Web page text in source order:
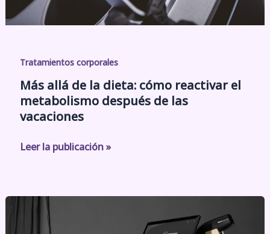
Tratamientos corporales
Más allá de la dieta: cómo reactivar el
metabolismo después de las
vacaciones
Leer la publicación »
Harmony: